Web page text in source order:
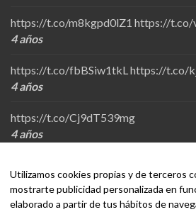
https://t.co/m8kgpd0lZ1 https://t.co/
4 años
https://t.co/fbBSiw1tkLhttps://t.co/
4 años
https://t.co/Cj9dT539mg
4 años
Utilizamos cookies propias y de terceros
mostrarte publicidad personalizada en
elaborado a partir de tus hábitos de